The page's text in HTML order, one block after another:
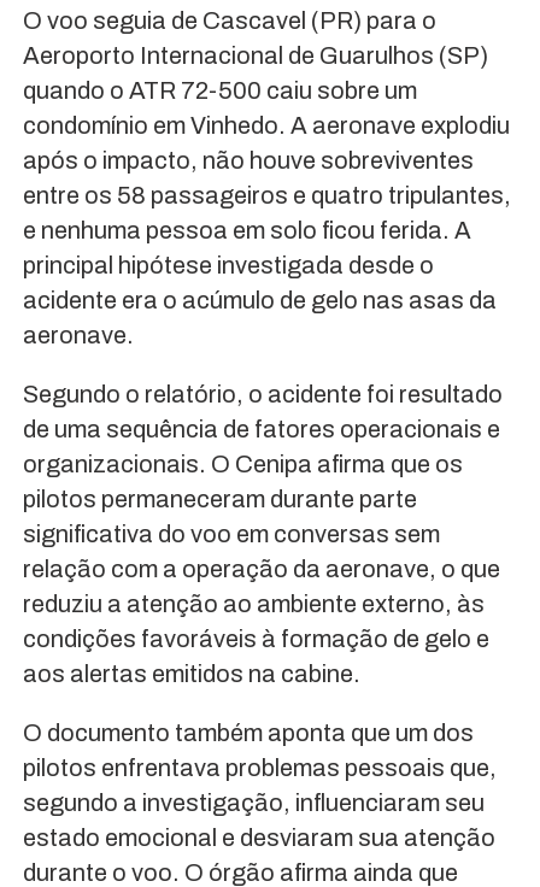
O voo seguia de Cascavel (PR) para o
Aeroporto Internacional de Guarulhos (SP)
quando o ATR 72-500 caiu sobre um
condomínio em Vinhedo. A aeronave explodiu
após o impacto, não houve sobreviventes
entre os 58 passageiros e quatro tripulantes,
e nenhuma pessoa em solo ficou ferida. A
principal hipótese investigada desde o
acidente era o acúmulo de gelo nas asas da
aeronave.
Segundo o relatório, o acidente foi resultado
de uma sequência de fatores operacionais e
organizacionais. O Cenipa afirma que os
pilotos permaneceram durante parte
significativa do voo em conversas sem
relação com a operação da aeronave, o que
reduziu a atenção ao ambiente externo, às
condições favoráveis à formação de gelo e
aos alertas emitidos na cabine.
O documento também aponta que um dos
pilotos enfrentava problemas pessoais que,
segundo a investigação, influenciaram seu
estado emocional e desviaram sua atenção
durante o voo. O órgão afirma ainda que